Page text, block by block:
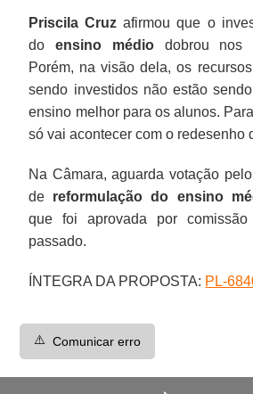
Priscila Cruz afirmou que o
do ensino médiodobrou nos
Porém, na visão dela, os
sendo investidos não estão
ensino melhor para os alunos.
só vai acontecer com o redesenho
Na Câmara, aguarda votação
de reformulação do ensino
que foi aprovada por
passado.
ÍNTEGRA DA PROPOSTA: PL-
⚠️ Comunicar erro